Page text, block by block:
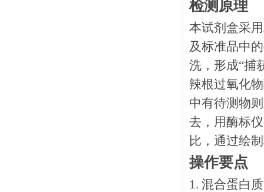
检测原理
本试剂盒采
及标准品中
洗，形成“捕
辣根过氧化
中有待测物
去，用酶标
比，通过绘
操作要点
1. 混合蛋白